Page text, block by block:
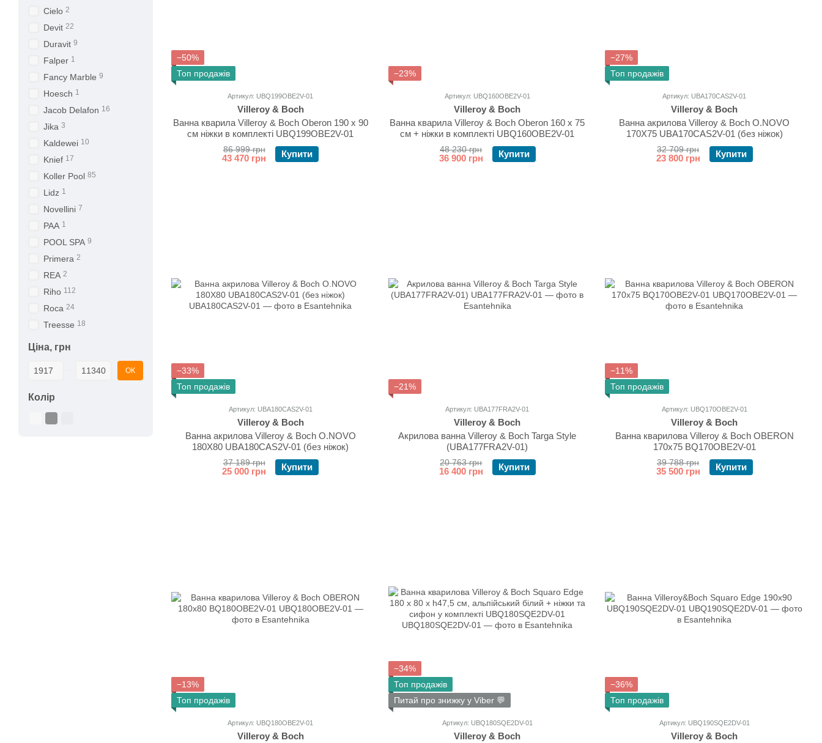
−50%
Топ продажів
Артикул: UBQ199OBE2V-01
Villeroy & Boch
Ванна кварила Villeroy & Boch Oberon 190 х 90
см ніжки в комплекті UBQ199OBE2V-01
86 999 грн
43 470 грн Купити
−23%
Артикул: UBQ160OBE2V-01
Villeroy & Boch
Ванна кварила Villeroy & Boch Oberon 160 х 75
см + ніжки в комплекті UBQ160OBE2V-01
48 230 грн
36 900 грн Купити
−27%
Топ продажів
Артикул: UBA170CAS2V-01
Villeroy & Boch
Ванна акрилова Villeroy & Boch O.NOVO
170X75 UBA170CAS2V-01 (без ніжок)
32 709 грн
23 800 грн Купити
−33%
Топ продажів
Артикул: UBA180CAS2V-01
Villeroy & Boch
Ванна акрилова Villeroy & Boch O.NOVO
180X80 UBA180CAS2V-01 (без ніжок)
37 189 грн
25 000 грн Купити
−21%
Артикул: UBA177FRA2V-01
Villeroy & Boch
Акрилова ванна Villeroy & Boch Targa Style
(UBA177FRA2V-01)
20 763 грн
16 400 грн Купити
−11%
Топ продажів
Артикул: UBQ170OBE2V-01
Villeroy & Boch
Ванна кварилова Villeroy & Boch OBERON
170x75 BQ170OBE2V-01
39 788 грн
35 500 грн Купити
−13%
Топ продажів
Артикул: UBQ180OBE2V-01
Villeroy & Boch
−34%
Топ продажів
Питай про знижку у Viber 💬
Артикул: UBQ180SQE2DV-01
Villeroy & Boch
−36%
Топ продажів
Артикул: UBQ190SQE2DV-01
Villeroy & Boch
Cielo 2
Devit 22
Duravit 9
Falper 1
Fancy Marble 9
Hoesch 1
Jacob Delafon 16
Jika 3
Kaldewei 10
Knief 17
Koller Pool 85
Lidz 1
Novellini 7
PAA 1
POOL SPA 9
Primera 2
REA 2
Riho 112
Roca 24
Treesse 18
Ціна, грн
Від Ціна, грн
До Ціна, грн ОК
Колір